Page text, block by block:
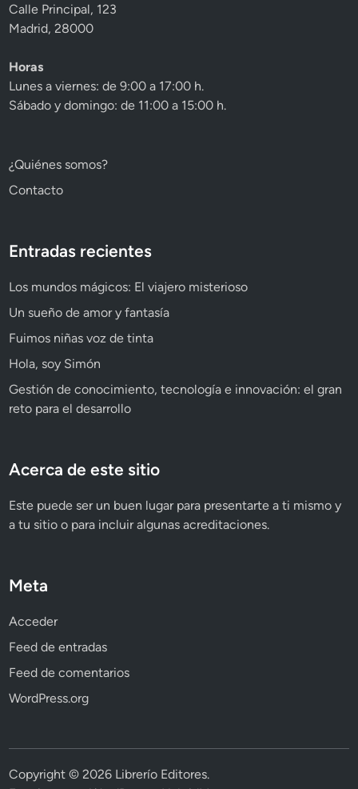
Calle Principal, 123
Madrid, 28000
Horas
Lunes a viernes: de 9:00 a 17:00 h.
Sábado y domingo: de 11:00 a 15:00 h.
¿Quiénes somos?
Contacto
Entradas recientes
Los mundos mágicos: El viajero misterioso
Un sueño de amor y fantasía
Fuimos niñas voz de tinta
Hola, soy Simón
Gestión de conocimiento, tecnología e innovación: el gran
reto para el desarrollo
Acerca de este sitio
Este puede ser un buen lugar para presentarte a ti mismo y
a tu sitio o para incluir algunas acreditaciones.
Meta
Acceder
Feed de entradas
Feed de comentarios
WordPress.org
Copyright © 2026 Librerío Editores.